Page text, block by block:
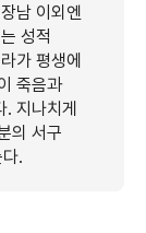
남 이외엔
성적
가 평생에
죽음과
지나치게
의 서구
.